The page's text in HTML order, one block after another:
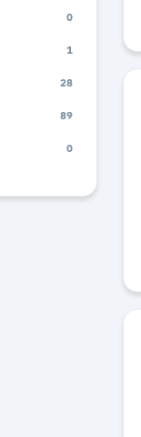
0
1
28
89
0